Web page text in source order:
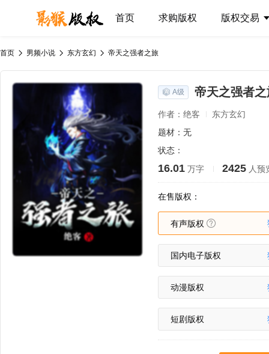
首页 求购版权 版权交易
首页 男频小说 东方玄幻 帝天之强者之旅
A级 帝天之强者之
作者：绝客
东方玄幻
题材：无
状态：
16.01 万字 2425 人预
在售版权：
有声版权
国内电子版权
动漫版权
短剧版权